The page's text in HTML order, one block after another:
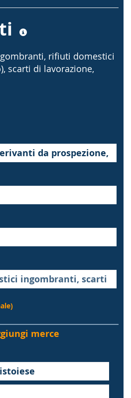
rifiuti domestici
scarti di lavorazione,
merce